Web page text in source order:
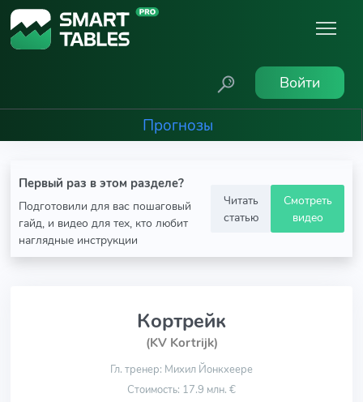
Войти
Прогнозы
Первый раз в этом разделе?
Подготовили для вас пошаговый
гайд, и видео для тех, кто любит
наглядные инструкции
Читать
статью
Смотреть
видео
Кортрейк
(KV Kortrijk)
Гл. тренер: Михил Йонкхеере
Стоимость: 17.9 млн. €